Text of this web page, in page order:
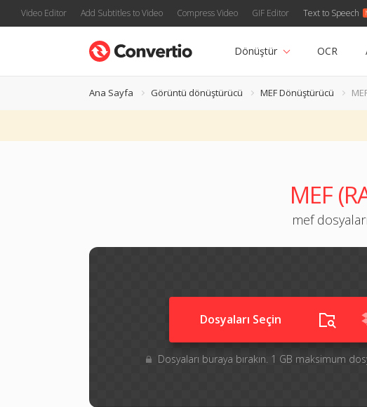
Video Editor Add Subtitles to Video Compress Video GIF Editor Text to Speech
Dönüştür OCR
Ana Sayfa Görüntü dönüştürücü MEF Dönüştürücü
MEF
mef
Dosyaları Seçin
Dosyaları buraya bırakın. 1 GB maksimum